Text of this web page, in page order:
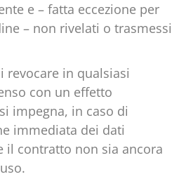
e – fatta eccezione per
– non rivelati o trasmessi
in qualsiasi
con un effetto
impegna, in caso di
immediata dei dati
il contratto non sia ancora